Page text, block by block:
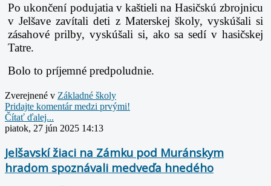
Po ukončení podujatia v kaštieli na Hasičskú zbrojnicu
v Jelšave zavítali deti z Materskej školy, vyskúšali si
zásahové prilby, vyskúšali si, ako sa sedí v hasičskej
Tatre.
Bolo to príjemné predpoludnie.
Zverejnené v Základné školy
Pridajte komentár medzi prvými!
Čítať ďalej...
piatok, 27 jún 2025 14:13
Jelšavskí žiaci na Zámku pod Muránskym
hradom spoznávali medveďa hnedého